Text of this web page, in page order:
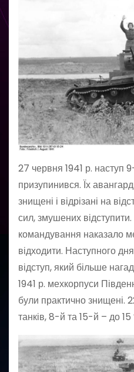
27 червня 1941 р. наступ
призупинився. Їх
знищені і відрізані на
сил, змушених
командування наказало
відходити. Наступного
відступ, який більше
1941 р. мехкорпуси
були практично знищені.
танків, 8-й та 15-й – до